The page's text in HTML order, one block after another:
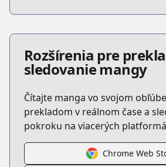
Rozšírenia pre
sledovanie mangy
Čítajte manga vo svojom
prekladom v reálnom čase a
pokroku na viacerých
Chrome Web